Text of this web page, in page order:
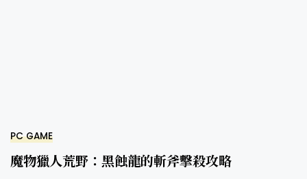
PC GAME
魔物獵人荒野：黑蝕龍的斬斧擊殺攻略